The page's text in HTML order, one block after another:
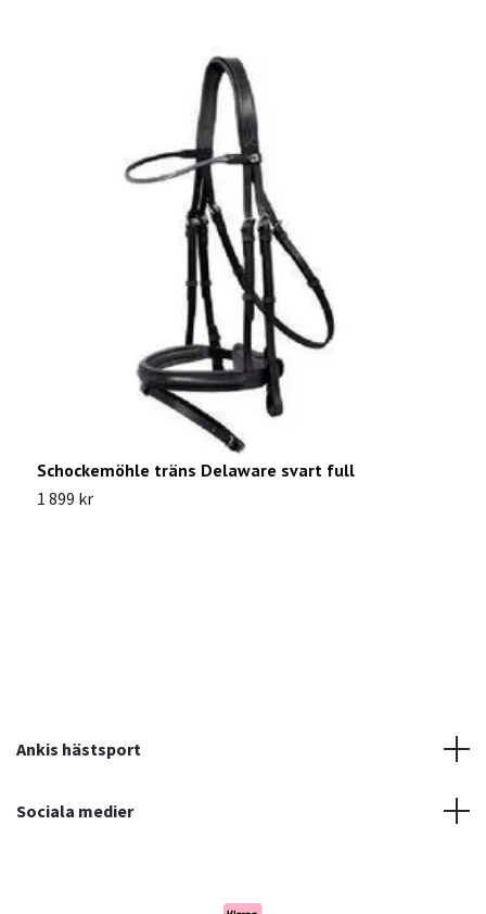
Schockemöhle träns Delaware svart full
1 899 kr
Ankis hästsport
Sociala medier